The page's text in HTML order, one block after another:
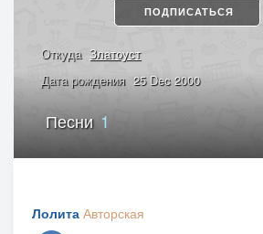
ПОДПИСАТЬСЯ
Откуда Златоуст
Дата рождения 25 Dec 2000
Песни 1
Лолита Авторская